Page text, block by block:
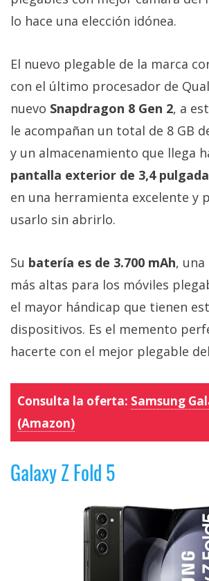
lo hace una elección idónea.
El nuevo plegable de la marca
con el último procesador de
nuevo Snapdragon 8 Gen 2, a
le acompañan un total de 8 GB
y un almacenamiento que llega
pantalla exterior de 3,4
en una herramienta excelente y
usarlo sin abrirlo.
Su batería es de 3.700 mAh, una
más altas para los móviles
el mayor hándicap que tienen
dispositivos. Es el memento
hacerte con el mejor plegable
Consulta la oferta: Samsung
(Amazon)
Galaxy Z Fold 5